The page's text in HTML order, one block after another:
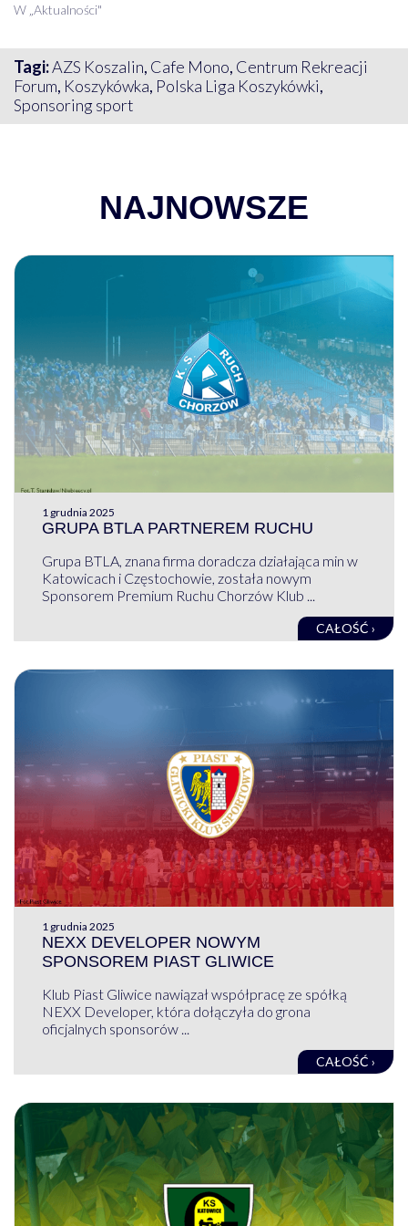
W „Aktualności"
Tagi:AZS Koszalin, Cafe Mono, Centrum Rekreacji
Forum, Koszykówka, Polska Liga Koszykówki,
Sponsoring sport
NAJNOWSZE
1 grudnia 2025
GRUPA BTLA PARTNEREM RUCHU
Grupa BTLA, znana firma doradcza działająca min w
Katowicach i Częstochowie, została nowym
Sponsorem Premium Ruchu Chorzów Klub ...
CAŁOŚĆ ›
1 grudnia 2025
NEXX DEVELOPER NOWYM
SPONSOREM PIAST GLIWICE
Klub Piast Gliwice nawiązał współpracę ze spółką
NEXX Developer, która dołączyła do grona
oficjalnych sponsorów ...
CAŁOŚĆ ›